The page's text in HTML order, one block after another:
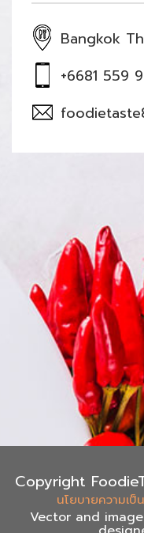
Bangkok
+6681 559
Copyright
นโยบายความเ
Vector and